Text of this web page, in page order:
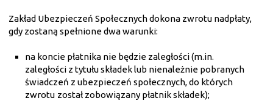
Zakład Ubezpieczeń Społecznych dokona zwrotu nadpłaty,
gdy zostaną spełnione dwa warunki:
na koncie płatnika nie będzie zaległości (m.in.
zaległości z tytułu składek lub nienależnie pobranych
świadczeń z ubezpieczeń społecznych, do których
zwrotu został zobowiązany płatnik składek);